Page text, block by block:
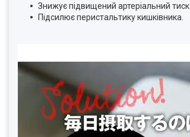
Знижує підвищений артеріальний тиск
Підсилює перистальтику кишківника.